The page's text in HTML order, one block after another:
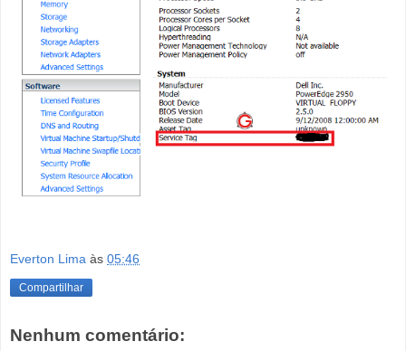
Everton Lima às 05:46
Compartilhar
Nenhum comentário: